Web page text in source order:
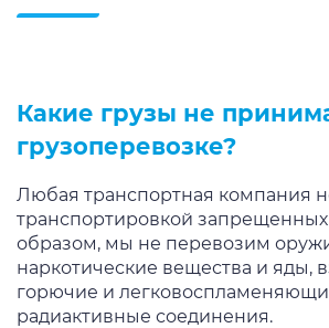
Какие грузы не
грузоперевозке?
Любая транспортная компания
транспортировкой запрещенных
образом, мы не перевозим
наркотические вещества и яды,
горючие и
радиактивные соединения.